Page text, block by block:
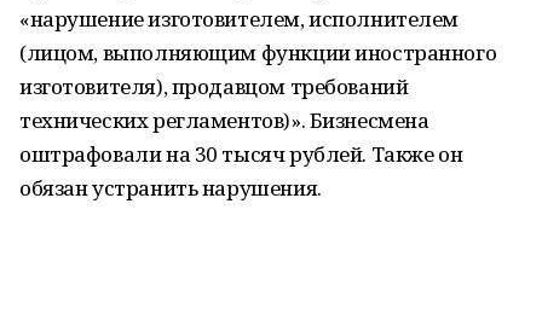
«нарушение изготовителем, исполнителем
(лицом, выполняющим функции иностранного
изготовителя), продавцом требований
технических регламентов)». Бизнесмена
оштрафовали на 30 тысяч рублей. Также он
обязан устранить нарушения.